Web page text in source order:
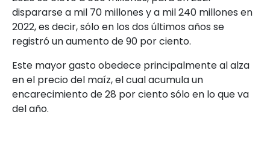
dispararse a mil 70 millones y a mil 240 millones en
2022, es decir, sólo en los dos últimos años se
registró un aumento de 90 por ciento.
Este mayor gasto obedece principalmente al alza
en el precio del maíz, el cual acumula un
encarecimiento de 28 por ciento sólo en lo que va
del año.